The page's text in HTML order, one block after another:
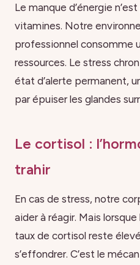
Le manque d’énergie
vitamines. Notre
professionnel consomme
ressources. Le stress
état d’alerte permanent,
par épuiser les glandes
Le cortisol :
trahir
En cas de stress, notre
aider à réagir. Mais
taux de cortisol reste
s’effondrer. C’est le